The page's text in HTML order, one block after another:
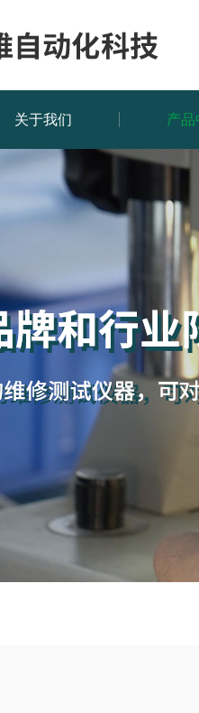
关于我们 产品